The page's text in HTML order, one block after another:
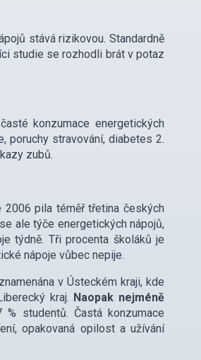
stává rizikovou. Standardně
studie se rozhodli brát v potaz
konzumace energetických
poruchy stravování, diabetes 2.
zubů.
pila téměř třetina českých
ale týče energetických nápojů,
týdně. Tři procenta školáků je
nápoje vůbec nepije.
v Ústeckém kraji, kde
kraj. Naopak nejméně
studentů. Častá konzumace
opakovaná opilost a užívání